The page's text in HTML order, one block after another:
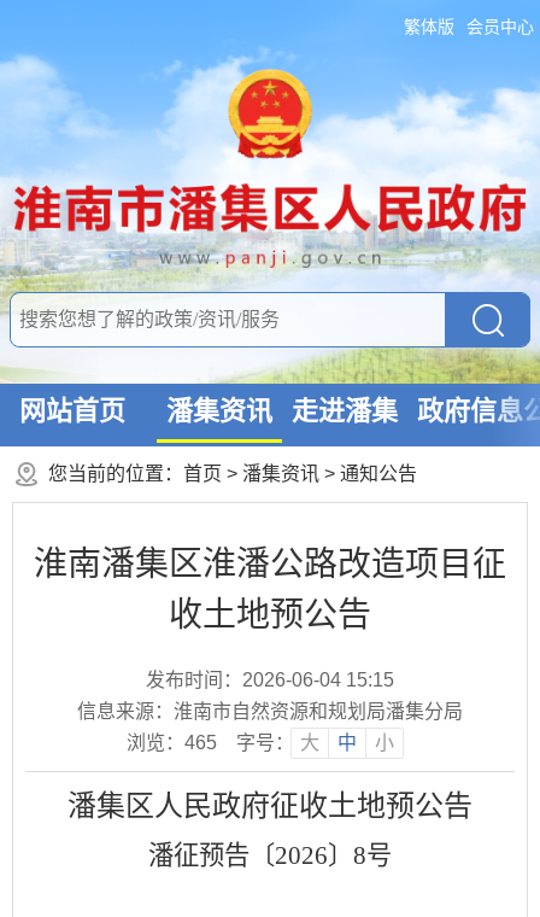
繁体版 会员中心
网站首页 潘集资讯 走进潘集 政府信息
您当前的位置： 首页 > 潘集资讯 > 通知公告
淮南潘集区淮潘公路改造项目征
收土地预公告
发布时间：2026-06-04 15:15
信息来源：淮南市自然资源和规划局潘集分局
浏览： 465 字号： 大 中 小
潘集区人民政府征收土地预公告
潘征预告〔2026〕8号